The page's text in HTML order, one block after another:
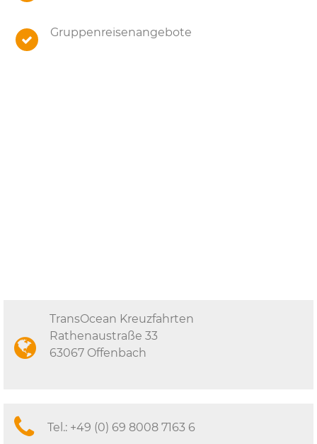
Gruppenreisenangebote
TransOcean Kreuzfahrten
Rathenaustraße 33
63067 Offenbach
Tel.: +49 (0) 69 8008 7163 6